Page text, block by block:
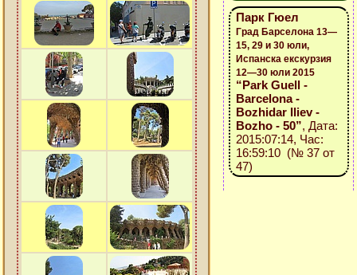
Парк Гюел
Град Барселона 13—
15, 29 и 30 юли,
Испанска екскурзия
12—30 юли 2015
“Park Guell -
Barcelona -
Bozhidar Iliev -
Bozho - 50”, Дата:
2015:07:14, Час:
16:59:10 (№ 37 от
47)